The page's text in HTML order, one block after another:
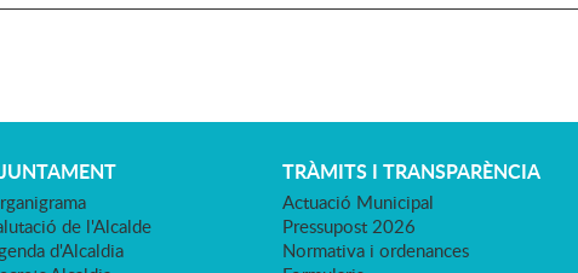
de l'Alcalde
d'Alcaldia
TRÀMITS I TRANSPARÈNCIA
Actuació Municipal
Pressupost 2026
Normativa i ordenances